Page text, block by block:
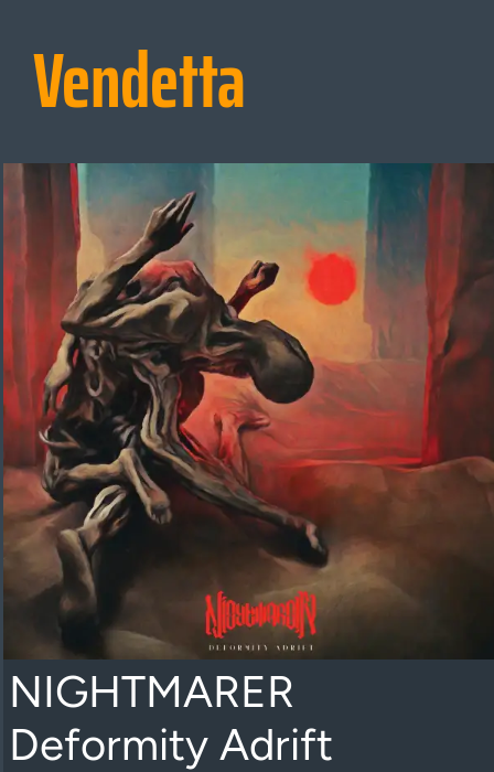
Vendetta
NIGHTMARER
Deformity Adrift